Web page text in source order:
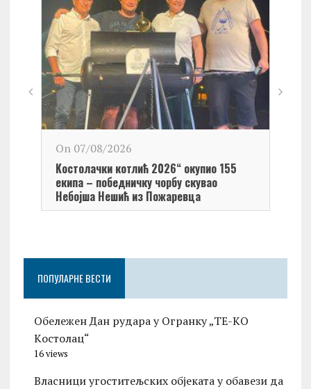
On 07/08/2026
Kостолачки котлић 2026“ окупио 155
екипа – победничку чорбу скувао
Небојша Нешић из Пожаревца
ПОПУЛАРНЕ ВЕСТИ
Обележен Дан рудара у Огранку „ТЕ-KО
Kостолац“
16 views
Власници угоститељских објеката у обавези да